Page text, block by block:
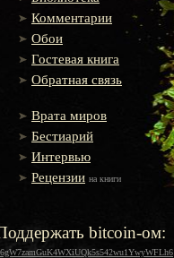
Комментарии
Обои
Гостевая книга
Обратная связь
Врата миров
Бестиарий
Интервью
Рецензии на книги
bitcoin-ом: